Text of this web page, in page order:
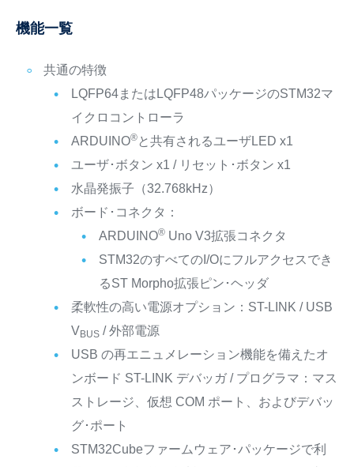
機能一覧
共通の特徴
LQFP64またはLQFP48パッケージのSTM32マ
イクロコントローラ
ARDUINO®と共有されるユーザLED x1
ユーザ･ボタン x1 / リセット･ボタン x1
水晶発振子（32.768kHz）
ボード･コネクタ：
ARDUINO®Uno V3拡張コネクタ
STM32のすべてのI/Oにフルアクセスでき
るST Morpho拡張ピン･ヘッダ
柔軟性の高い電源オプション：ST-LINK / USB
VBUS / 外部電源
USB の再エニュメレーション機能を備えたオ
ンボード ST-LINK デバッガ / プログラマ：マス
ストレージ、仮想 COM ポート、およびデバッ
グ･ポート
STM32Cubeファームウェア･パッケージで利